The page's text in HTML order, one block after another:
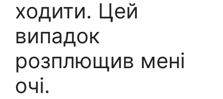
ходити. Цей
випадок
розплющив мені
очі.